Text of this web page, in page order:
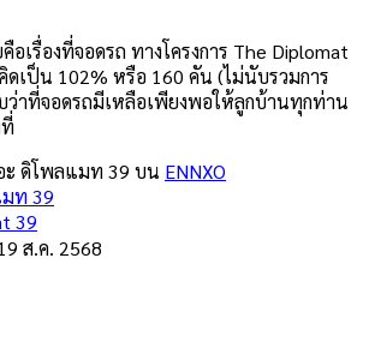
เรื่องที่จอดรถ ทางโครงการ The Diplomat
เป็น 102% หรือ 160 คัน (ไม่นับรวมการ
าที่จอดรถมีเหลือเพียงพอให้ลูกบ้านทุกท่าน
ะ ดิโพลแมท 39 บน ENNXO
ท 39
39
ส.ค. 2568